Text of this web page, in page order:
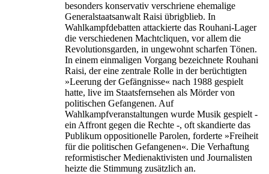
besonders konservativ verschriene ehemalige
Generalstaatsanwalt Raisi übrigblieb. In
Wahlkampfdebatten attackierte das Rouhani-Lager
die verschiedenen Machtcliquen, vor allem die
Revolutionsgarden, in ungewohnt scharfen Tönen.
In einem einmaligen Vorgang bezeichnete Rouhani
Raisi, der eine zentrale Rolle in der berüchtigten
»Leerung der Gefängnisse« nach 1988 gespielt
hatte, live im Staatsfernsehen als Mörder von
politischen Gefangenen. Auf
Wahlkampfveranstaltungen wurde Musik gespielt -
ein Affront gegen die Rechte -, oft skandierte das
Publikum oppositionelle Parolen, forderte »Freiheit
für die politischen Gefangenen«. Die Verhaftung
reformistischer Medienaktivisten und Journalisten
heizte die Stimmung zusätzlich an.